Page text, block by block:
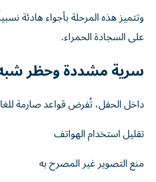
وتتميز هذه المرحلة بأجواء هادئة
على السجادة الحمراء.
سرية مشددة وحظر
داخل الحفل، تُفرض قواعد صارمة
تقليل استخدام الهواتف
منع التصوير غير المصرح به